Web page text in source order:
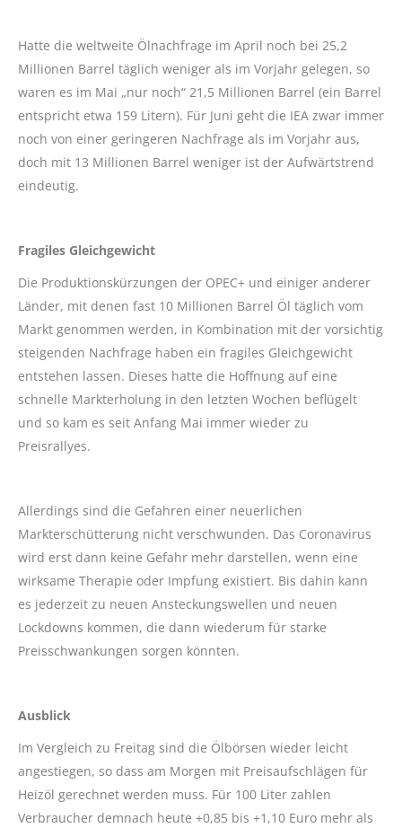
Hatte die weltweite Ölnachfrage im April noch bei 25,2
Millionen Barrel täglich weniger als im Vorjahr gelegen, so
waren es im Mai „nur noch“ 21,5 Millionen Barrel (ein Barrel
entspricht etwa 159 Litern). Für Juni geht die IEA zwar immer
noch von einer geringeren Nachfrage als im Vorjahr aus,
doch mit 13 Millionen Barrel weniger ist der Aufwärtstrend
eindeutig.
Fragiles Gleichgewicht
Die Produktionskürzungen der OPEC+ und einiger anderer
Länder, mit denen fast 10 Millionen Barrel Öl täglich vom
Markt genommen werden, in Kombination mit der vorsichtig
steigenden Nachfrage haben ein fragiles Gleichgewicht
entstehen lassen. Dieses hatte die Hoffnung auf eine
schnelle Markterholung in den letzten Wochen beflügelt
und so kam es seit Anfang Mai immer wieder zu
Preisrallyes.
Allerdings sind die Gefahren einer neuerlichen
Markterschütterung nicht verschwunden. Das Coronavirus
wird erst dann keine Gefahr mehr darstellen, wenn eine
wirksame Therapie oder Impfung existiert. Bis dahin kann
es jederzeit zu neuen Ansteckungswellen und neuen
Lockdowns kommen, die dann wiederum für starke
Preisschwankungen sorgen könnten.
Ausblick
Im Vergleich zu Freitag sind die Ölbörsen wieder leicht
angestiegen, so dass am Morgen mit Preisaufschlägen für
Heizöl gerechnet werden muss. Für 100 Liter zahlen
Verbraucher demnach heute +0,85 bis +1,10 Euro mehr als